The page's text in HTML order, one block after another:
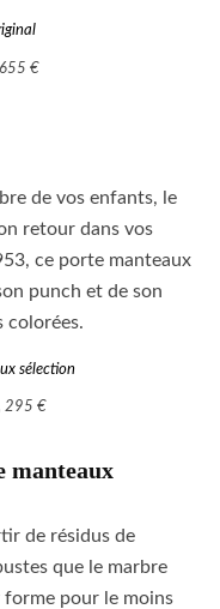
€
de vos enfants, le
retour dans vos
ce porte manteaux
punch et de son
colorées.
295 €
manteaux
de résidus de
que le marbre
forme pour le moins